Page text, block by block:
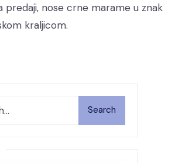
predaji, nose crne marame u znak
kraljicom.
Search